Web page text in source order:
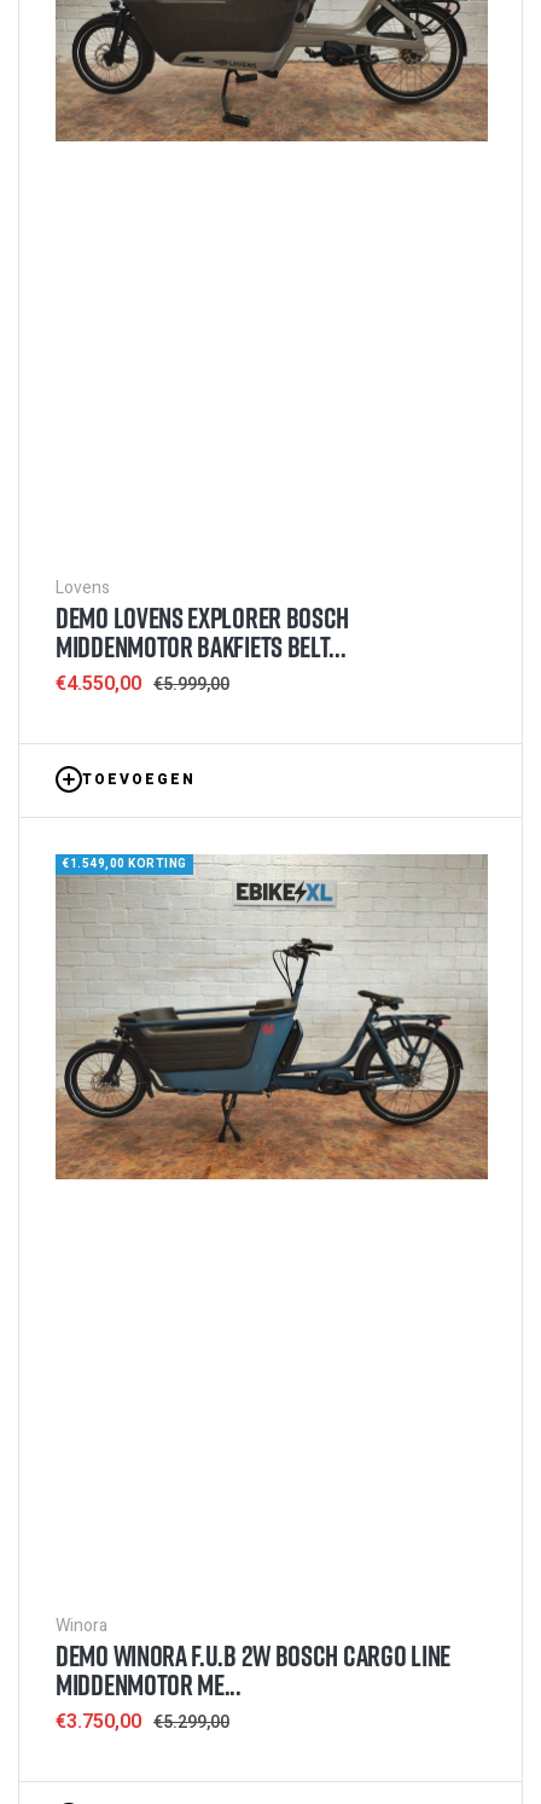
Lovens
DEMO LOVENS EXPLORER BOSCH
MIDDENMOTOR BAKFIETS BELT...
Sale
€4.550,00 Regular
€5.999,00
TOEVOEGEN
€1.549,00 KORTING
Winora
DEMO WINORA F.U.B 2W BOSCH CARGO LINE
MIDDENMOTOR ME...
Sale
€3.750,00 Regular
€5.299,00